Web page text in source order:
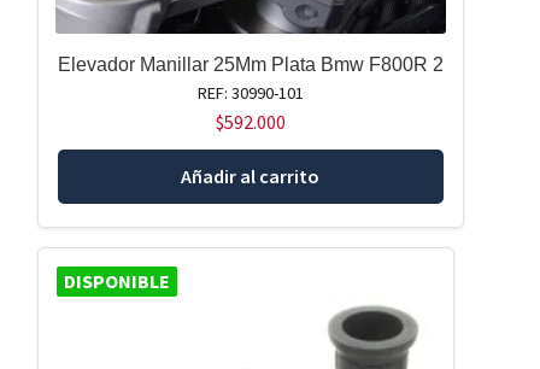
Elevador Manillar 25Mm Plata Bmw F800R 2
REF: 30990-101
$592.000
Añadir al carrito
DISPONIBLE